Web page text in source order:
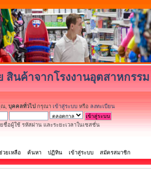
สินค้าจากโรงงานอุตสาหกรร
, บุคคลทั่วไป กรุณา เข้าสู่ระบบ หรือ ลงทะเบียน
ชื่อผู้ใช้ รหัสผ่าน และระยะเวลาในเซสชั่น
วยเหลือ ค้นหา ปฏิทิน เข้าสู่ระบบ สมัครสมาชิก